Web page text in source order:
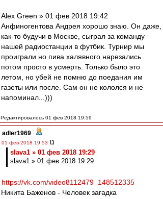
Alex Green » 01 фев 2018 19:42
Анфиногентова Андрея хорошо знаю. Он даже,
как-то будучи в Москве, сыграл за команду
нашей радиостанции в футбик. Турнир мы
проиграли но пива халявного нарезались
потом просто в усмерть. Только было это
летом, но убей не помню до поедания им
газеты или после. Сам он не кололся и не
напоминал...)))
Редактировалось 01 фев 2018 19:59
adler1969 -
01 фев 2018 19:53
slava1 » 01 фев 2018 19:29
slava1 » 01 фев 2018 19:29
https://vk.com/video8112479_148512335
Никита Баженов - Человек загадка